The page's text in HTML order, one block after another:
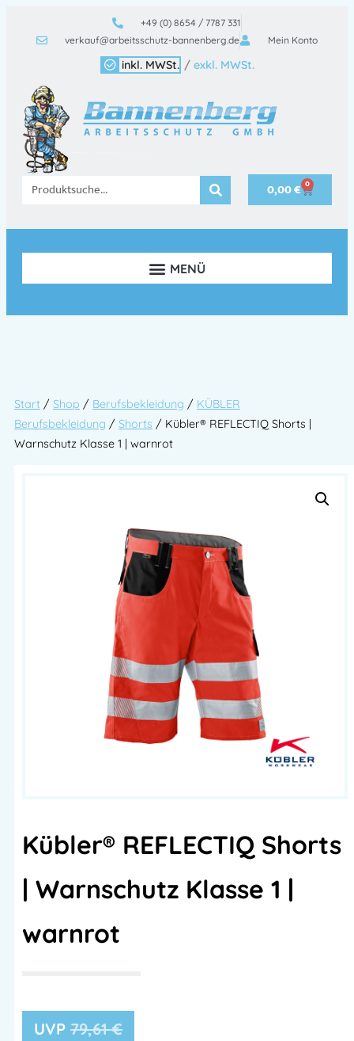
+49 (0) 8654 / 7787 331
verkauf@arbeitsschutz-bannenberg.de
Mein Konto
inkl. MWSt. / exkl. MWSt.
0,00€ 0
Start / Shop / Berufsbekleidung / KÜBLER
Berufsbekleidung / Shorts / Kübler® REFLECTIQ Shorts |
Warnschutz Klasse 1 | warnrot
Kübler® REFLECTIQ Shorts
| Warnschutz Klasse 1 |
warnrot
79,61€